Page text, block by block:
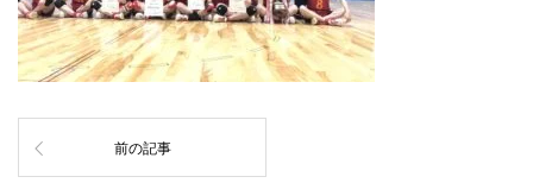
前の記事